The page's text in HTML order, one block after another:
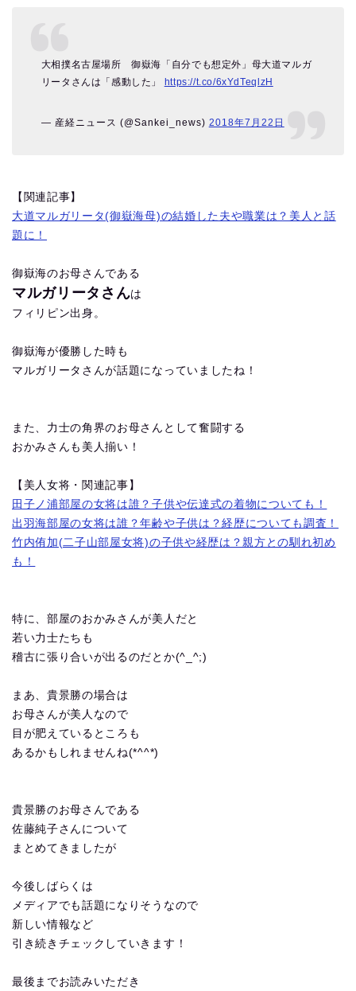
大相撲名古屋場所 御嶽海「自分でも想定外」母大道マルガ
リータさんは「感動した」 https://t.co/6xYdTeqlzH
— 産経ニュース (@Sankei_news) 2018年7月22日
【関連記事】
大道マルガリータ(御嶽海母)の結婚した夫や職業は？美人と話
題に！
御嶽海のお母さんである
マルガリータさんは
フィリピン出身。
御嶽海が優勝した時も
マルガリータさんが話題になっていましたね！
また、力士の角界のお母さんとして奮闘する
おかみさんも美人揃い！
【美人女将・関連記事】
田子ノ浦部屋の女将は誰？子供や伝達式の着物についても！
出羽海部屋の女将は誰？年齢や子供は？経歴についても調査！
竹内侑加(二子山部屋女将)の子供や経歴は？親方との馴れ初め
も！
特に、部屋のおかみさんが美人だと
若い力士たちも
稽古に張り合いが出るのだとか(^_^;)
まあ、貴景勝の場合は
お母さんが美人なので
目が肥えているところも
あるかもしれませんね(*^^*)
貴景勝のお母さんである
佐藤純子さんについて
まとめてきましたが
今後しばらくは
メディアでも話題になりそうなので
新しい情報など
引き続きチェックしていきます！
最後までお読みいただき